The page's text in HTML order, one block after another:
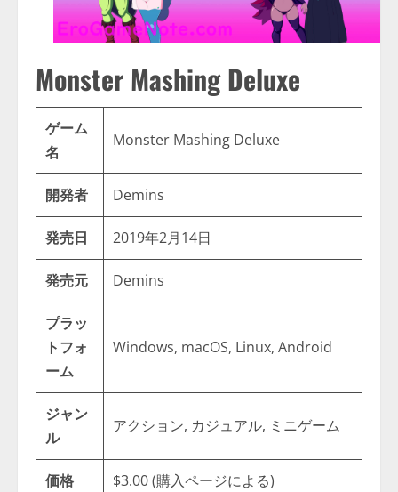
Monster Mashing Deluxe
ゲーム
名
Monster Mashing Deluxe
開発者 Demins
発売日 2019年2月14日
発売元 Demins
プラッ
トフォ
ーム
Windows, macOS, Linux, Android
ジャン
ル
アクション, カジュアル, ミニゲーム
価格 $3.00 (購入ページによる)